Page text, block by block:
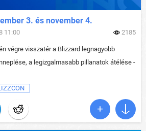
3. és november 4.
11:00 2185
végre visszatér a Blizzard legnagyobb
a legizgalmasabb pillanatok átélése -